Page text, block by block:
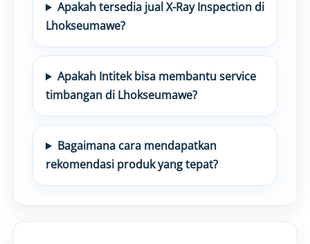
Apakah tersedia jual X-Ray Inspection di
Lhokseumawe?
Apakah Intitek bisa membantu service
timbangan di Lhokseumawe?
Bagaimana cara mendapatkan
rekomendasi produk yang tepat?